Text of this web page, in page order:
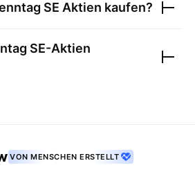
SE Aktien kaufen?
SE-Aktien
VON MENSCHEN ERSTELLT